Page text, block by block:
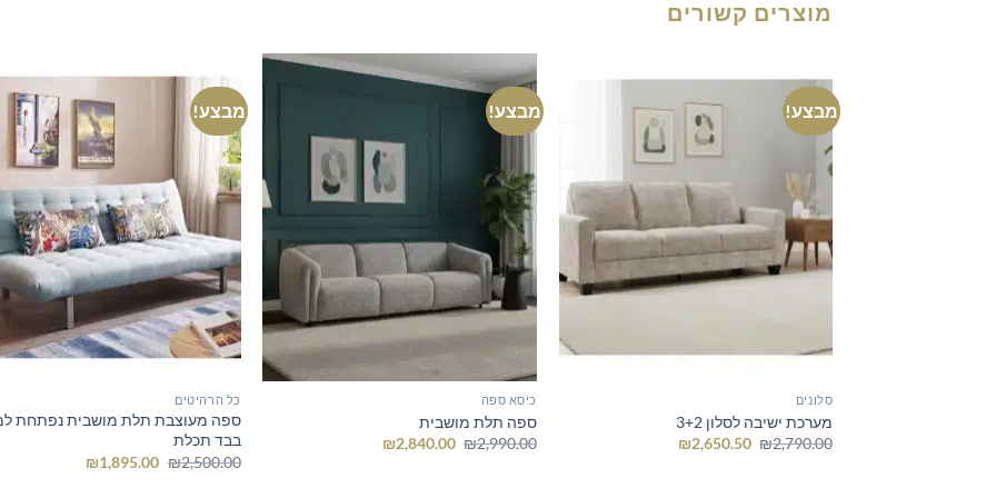
מוצרים קשורים
מבצע!
סלונים
מערכת ישיבה לסלון 3+2
₪2,790.00
המחיר
₪2,650.50
מבצע!
כיסא ספה
ספה תלת מושבית
₪2,990.00
המחיר
₪2,840.00
מבצע!
כל הרהיטים
ספה מעוצבת תלת מושבית נפתחת
בבד תכלת
₪2,500.00
המחיר
₪1,895.00
המחיר